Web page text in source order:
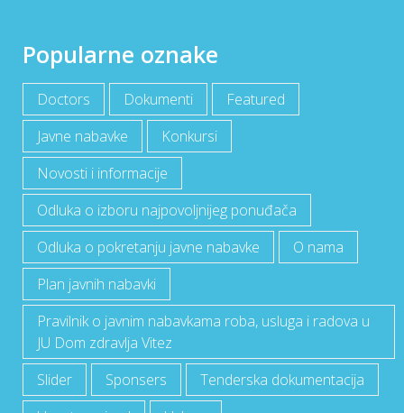
Popularne oznake
Doctors Dokumenti
Featured
Javne nabavke
Konkursi
Novosti i informacije
Odluka o izboru najpovoljnijeg ponuđača
Odluka o pokretanju javne nabavke
O nama
Plan javnih nabavki
Pravilnik o javnim nabavkama roba, usluga i radova u
JU Dom zdravlja Vitez
Slider
Sponsers
Tenderska dokumentacija